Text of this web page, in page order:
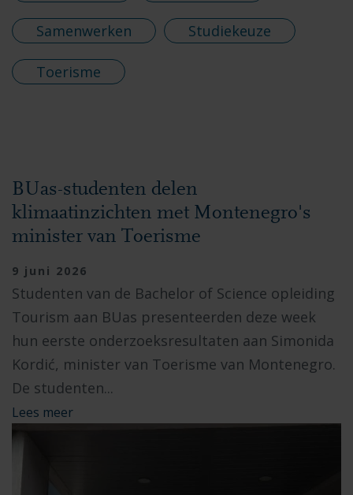
Samenwerken Studiekeuze
Toerisme
BUas-studenten delen
klimaatinzichten met Montenegro's
minister van Toerisme
9 juni 2026
Studenten van de Bachelor of Science opleiding
Tourism aan BUas presenteerden deze week
hun eerste onderzoeksresultaten aan Simonida
Kordić, minister van Toerisme van Montenegro.
De studenten...
Lees meer